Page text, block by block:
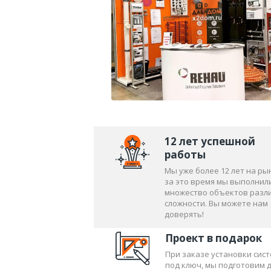
Наши специалисты быстро и
Проектирование включает следующие
Обследование объекта,
Планирование проведения
Разработка схемы
помещения;
Разметка напольного покрытия;
Составление спецификаций и
ОСОБЕННОСТИ
Эта работа включает в себя 2
трубопроводов, подрозетников
выравнивания стен. Тогда же
12 лет успешной
работы
Мы уже более 12 лет на
за это время мы
множество объектов
сложности. Вы можете нам
доверять!
Проект в подарок
При заказе установки
под ключ, мы подготовим